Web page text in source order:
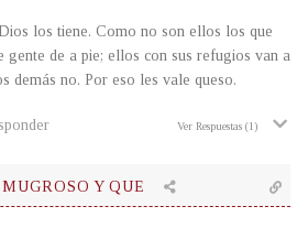
los tiene. Como no son ellos los que
gente de a pie; ellos con sus refugios van a
demás no. Por eso les vale queso.
Ver Respuestas (1)
Y QUE